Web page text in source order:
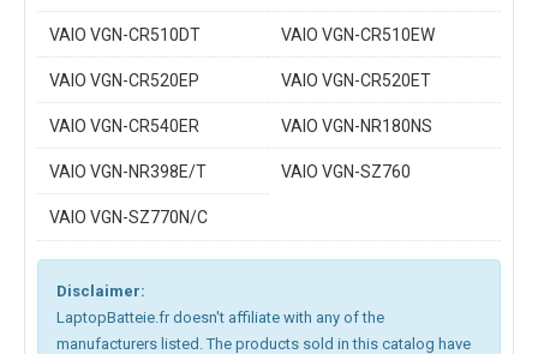
VAIO VGN-CR510DT VAIO VGN-CR510EW
VAIO VGN-CR520EP VAIO VGN-CR520ET
VAIO VGN-CR540ER VAIO VGN-NR180NS
VAIO VGN-NR398E/T VAIO VGN-SZ760
VAIO VGN-SZ770N/C
Disclaimer:
LaptopBatteie.fr doesn't affiliate with any of the
manufacturers listed. The products sold in this catalog have